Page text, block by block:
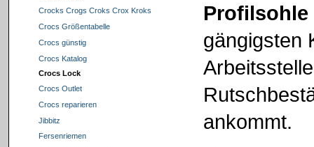
Crocks Crogs Croks Crox Kroks
Crocs Größentabelle
Crocs günstig
Crocs Katalog
Crocs Lock
Crocs Outlet
Crocs reparieren
Jibbitz
Fersenriemen
Profilsohle
gängigsten
ankommt.